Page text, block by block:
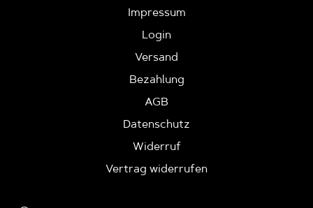
Impressum
Login
Versand
Bezahlung
AGB
Datenschutz
Widerruf
Vertrag widerrufen